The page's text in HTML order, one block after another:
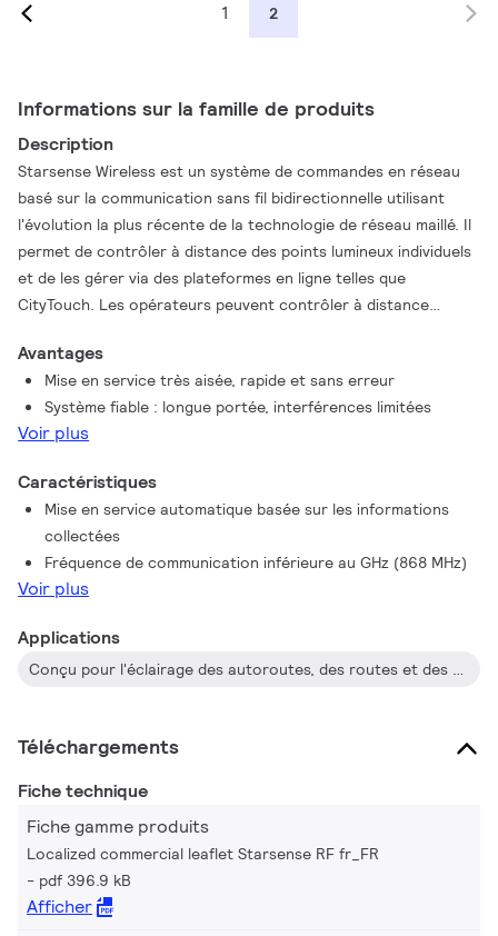
1 2
Informations sur la famille de produits
Description
Starsense Wireless est un système de commandes en réseau
basé sur la communication sans fil bidirectionnelle utilisant
l'évolution la plus récente de la technologie de réseau maillé. Il
permet de contrôler à distance des points lumineux individuels
et de les gérer via des plateformes en ligne telles que
CityTouch. Les opérateurs peuvent contrôler à distance
de gradation qui permettent de réaliser des économies
d'énergie considérables et ils peuvent obtenir des informations
en temps réel des luminaires, ce qui réduit les frais de
fonctionnement et de maintenance grâce à une planification
à la fois la qualité et la fiabilité de l'éclairage extérieur.
Avantages
Mise en service très aisée, rapide et sans erreur
Système fiable : longue portée, interférences limitées
Voir plus
Caractéristiques
Mise en service automatique basée sur les informations
collectées
Fréquence de communication inférieure au GHz (868 MHz)
Voir plus
Applications
Conçu pour l'éclairage des autoroutes, des routes et des rues, y compris les zones telles que les parkings
Téléchargements
Fiche technique
Fiche gamme produits
Localized commercial leaflet Starsense RF fr_FR
pdf 396.9 kB
Afficher